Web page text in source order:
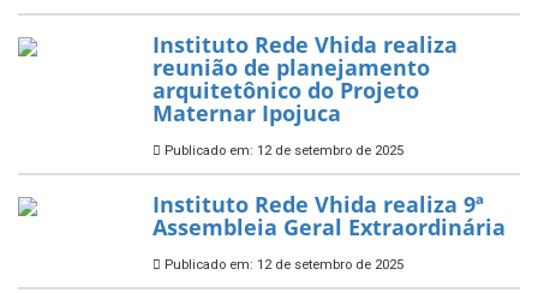
Instituto Rede Vhida realiza
reunião de planejamento
arquitetônico do Projeto
Maternar Ipojuca
Publicado em: 12 de setembro de 2025
Instituto Rede Vhida realiza 9ª
Assembleia Geral Extraordinária
Publicado em: 12 de setembro de 2025